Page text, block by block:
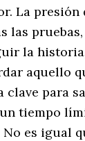
La presión
las
la
aquello
clave para
tiempo
No es igual